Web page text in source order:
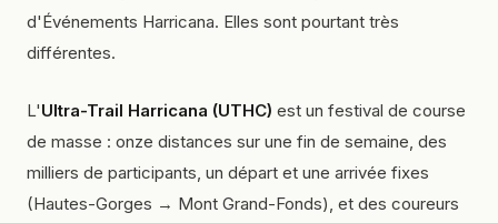
d'Événements Harricana. Elles sont pourtant très
différentes.
L'Ultra-Trail Harricana (UTHC) est un festival de course
de masse : onze distances sur une fin de semaine, des
milliers de participants, un départ et une arrivée fixes
(Hautes-Gorges → Mont Grand-Fonds), et des coureurs